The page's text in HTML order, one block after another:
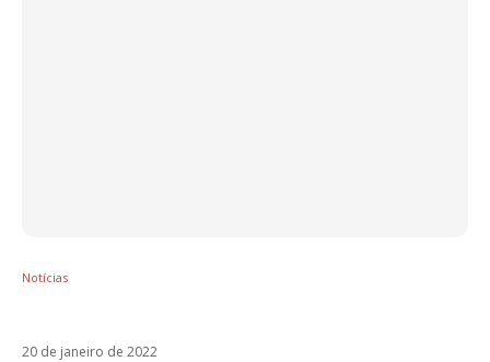
Notícias
20 de janeiro de 2022